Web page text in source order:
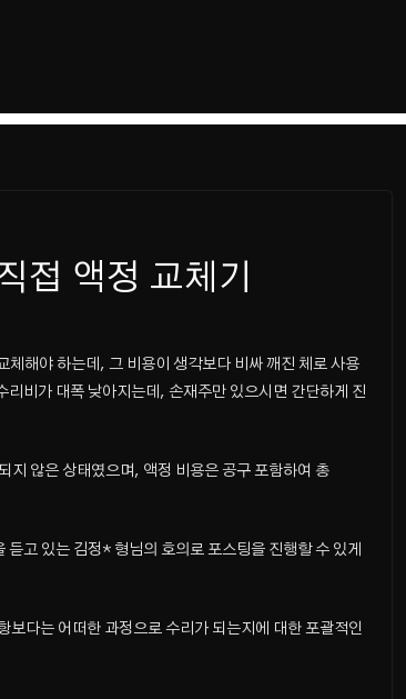
접 액정 교체기
해야 하는데, 그 비용이 생각보다 비싸 깨진 체로 사용
비가 대폭 낮아지는데, 손재주만 있으시면 간단하게 진
지 않은 상태였으며, 액정 비용은 공구 포함하여 총
고 있는 김정* 형님의 호의로 포스팅을 진행할 수 있게
보다는 어떠한 과정으로 수리가 되는지에 대한 포괄적인